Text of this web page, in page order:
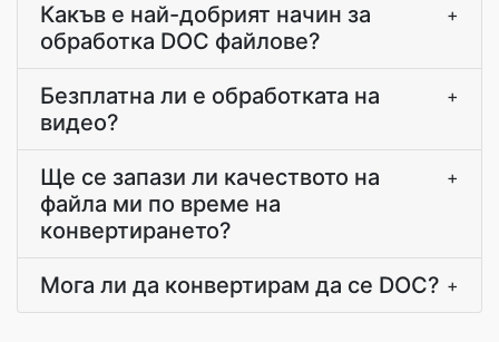
Какъв е най-добрият начин за
обработка DOC файлове?
+
Безплатна ли е обработката на
видео?
+
Ще се запази ли качеството на
файла ми по време на
конвертирането?
+
Мога ли да конвертирам да се DOC? +